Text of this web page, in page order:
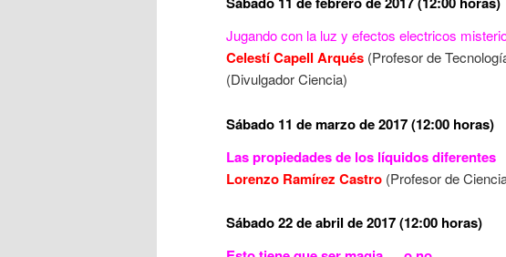
Jugando con la luz y efectos electricos
Celestí Capell Arqués (Profesor de
(Divulgador Ciencia)
Sábado 11 de marzo de 2017 (12:00 horas)
Las propiedades de los líquidos diferentes
Lorenzo Ramírez Castro (Profesor de
Sábado 22 de abril de 2017 (12:00 horas)